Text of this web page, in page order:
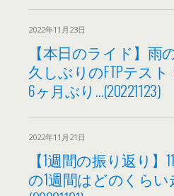
2022年11月23日
【本日のライド】雨
久しぶりのFTPテス
6ヶ月ぶり…(20221123)
2022年11月21日
【1週間の振り返り】
の1週間はどのくらい